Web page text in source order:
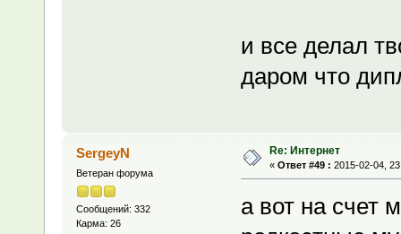
и все делал
даром что
SergeyN
Ветеран форума
Сообщений: 332
Карма: 26
Re: Интернет
« Ответ #49 : 2015-02-04,
а вот на счет